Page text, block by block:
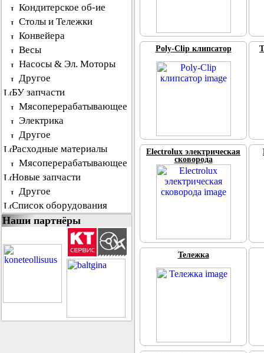
Кондитерское об-ие
Столы и Тележки
Конвейера
Весы
Насосы & Эл. Моторы
Другое
БУ запчасти
Мясоперерабатывающее
Электрика
Другое
Расходные материалы
Мясоперерабатывающее
Новые запчасти
Другое
Список оборудования
Наши партнёры
Poly-Clip клипсатор
Electrolux электрическая
сковорода
Тележка